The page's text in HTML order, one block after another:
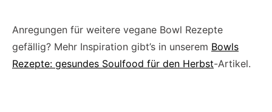
Anregungen für weitere vegane Bowl Rezepte
gefällig? Mehr Inspiration gibt’s in unserem Bowls
Rezepte: gesundes Soulfood für den Herbst-Artikel.